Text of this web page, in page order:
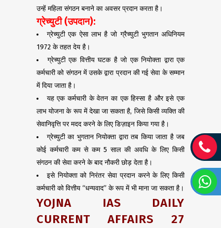
उन्हें महिला संगठन बनाने का अवसर प्रदान करता है।
ग्रेच्युटी(उपदान):
ग्रेच्युटी एक ऐसा लाभ है जो ग्रैच्युटी भुगतान अधिनियम
1972 के तहत देय है।
ग्रेच्युटी एक वित्तीय घटक है जो एक नियोक्ता द्वारा एक
कर्मचारी को संगठन में उसके द्वारा प्रदान की गई सेवा के सम्मान
में दिया जाता है।
यह एक कर्मचारी के वेतन का एक हिस्सा है और इसे एक
लाभ योजना के रूप में देखा जा सकता है, जिसे किसी व्यक्ति की
सेवानिवृत्ति पर मदद करने के लिए डिज़ाइन किया गया है।
ग्रेच्युटी का भुगतान नियोक्ता द्वारा तब किया जाता है जब
कोई कर्मचारी कम से कम 5 साल की अवधि के लिए किसी
संगठन की सेवा करने के बाद नौकरी छोड़ देता है।
इसे नियोक्ता को निरंतर सेवा प्रदान करने के लिए किसी
कर्मचारी को वित्तीय “धन्यवाद” के रूप में भी माना जा सकता है।
YOJNA IAS DAILY
CURRENT AFFAIRS 27